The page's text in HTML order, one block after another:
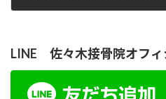
LINE 佐々木接骨院オフィ